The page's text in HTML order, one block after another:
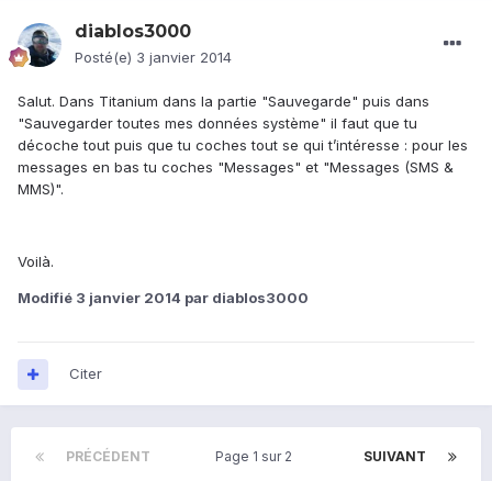
diablos3000
Posté(e) 3 janvier 2014
Salut. Dans Titanium dans la partie "Sauvegarde" puis dans
"Sauvegarder toutes mes données système" il faut que tu
décoche tout puis que tu coches tout se qui t’intéresse : pour les
messages en bas tu coches "Messages" et "Messages (SMS &
MMS)".
Voilà.
Modifié 3 janvier 2014 par diablos3000
Citer
PRÉCÉDENT SUIVANT
Page 1 sur 2